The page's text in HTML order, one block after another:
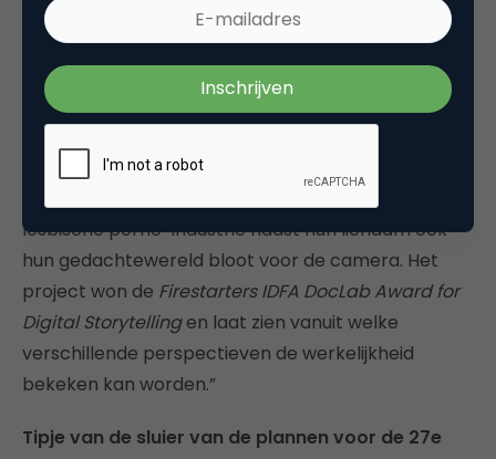
“De eerste die me te binnen schiet isI Love Your
Work (VS) van de Amerikaanse internetpionier
Jonathan Harris, die in 2006 doorbrak met zijn
documentaire isnog steeds te bekijken
lesbische porno-industrie naast hun lichaam ook
hun gedachtewereld bloot voor de camera. Het
project won de Firestarters IDFA DocLab Award for
Digital Storytellingen laat zien vanuit welke
verschillende perspectieven de werkelijkheid
bekeken kan worden.”
Tipje van de sluier van de plannen voor de 27e